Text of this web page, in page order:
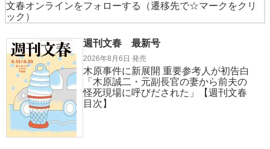
文春オンラインをフォローする
（遷移先で☆マークをクリ
ック）
週刊文春 最新号
2026年8月6日 発売
木原事件に新展開 重要参考人が初告白
「木原誠二・元副長官の妻から前夫の
怪死現場に呼びだされた」【週刊文春
目次】